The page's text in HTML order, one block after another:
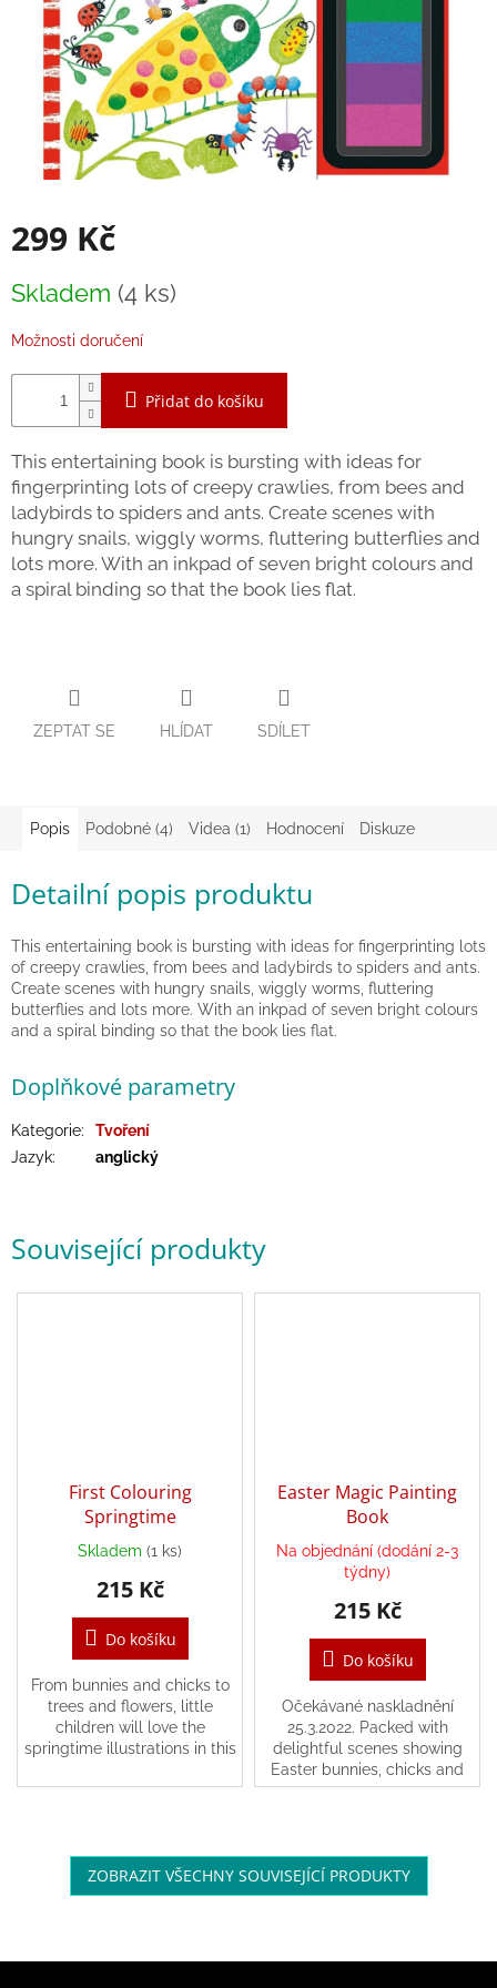
Balanční
pomůcky
Prodávané
značky
Blog
věku
obchodu
Provizní
systém
Velkoobchod
moře,
sluníčko...
Zpátky
do
školy
Hračky
Látkové
panenky
zvířátka
Společenské
hry
a
kostýmy
Tvoření
poukazy
299 Kč
cena:
Skladem (4 ks)
Možnosti doručení
Přidat do košíku
This entertaining book is bursting with ideas for
fingerprinting lots of creepy crawlies, from bees and
ladybirds to spiders and ants. Create scenes with
hungry snails, wiggly worms, fluttering butterflies and
lots more. With an inkpad of seven bright colours and
a spiral binding so that the book lies flat.
ZEPTAT SE HLÍDAT SDÍLET
Související produkty
First Colouring
Springtime
Skladem (1 ks)
215 Kč
Do košíku
From bunnies and chicks to
trees and flowers, little
children will love the
springtime illustrations in this
Easter Magic Painting
Book
Na objednání (dodání 2-3
týdny)
215 Kč
Do košíku
Očekávané naskladnění
25.3.2022. Packed with
delightful scenes showing
Easter bunnies, chicks and
other creatures in flowery
ZOBRAZIT VŠECHNY SOUVISEJÍCÍ PRODUKTY
Popis Podobné (4) Videa (1) Hodnocení Diskuze
Detailní popis produktu
This entertaining book is bursting with ideas for fingerprinting lots
of creepy crawlies, from bees and ladybirds to spiders and ants.
Create scenes with hungry snails, wiggly worms, fluttering
butterflies and lots more. With an inkpad of seven bright colours
and a spiral binding so that the book lies flat.
Doplňkové parametry
Kategorie:
Tvoření
Jazyk: anglický
Z